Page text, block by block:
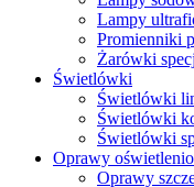
Lampy
Promienniki
Żarówki
Świetlówki
Świetlówki
Świetlówki
Świetlówki
Oprawy
Oprawy